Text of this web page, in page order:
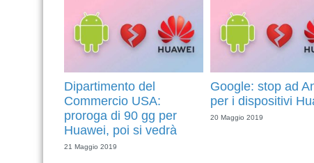
Dipartimento del
Commercio USA:
proroga di 90 gg per
Huawei, poi si vedrà
21 Maggio 2019
Google: stop ad
per i dispositivi
20 Maggio 2019